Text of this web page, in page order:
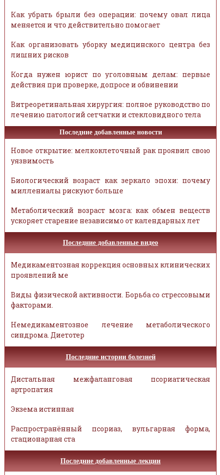
Как убрать брыли без операции: почему овал лица
меняется и что действительно помогает
Как организовать уборку медицинского центра без
лишних рисков
Когда нужен юрист по уголовным делам: первые
действия при проверке, допросе и обвинении
Витреоретинальная хирургия: полное руководство по
лечению патологий сетчатки и стекловидного тела
Последние добавленные новости
Новое открытие: мелкоклеточный рак проявил свою
уязвимость
Биологический возраст как зеркало эпохи: почему
миллениалы рискуют больше
Метаболический возраст мозга: как обмен веществ
ускоряет старение независимо от календарных лет
Последние добавленные видео
Медикаментозная коррекция основных клинических
проявлений ме
Виды физической активности. Борьба со стрессовыми
факторами.
Немедикаментозное лечение метаболического
синдрома. Диетотер
Последние истории болезней
Дистальная межфаланговая псориатическая
артропатия
Экзема истинная
Распространённый псориаз, вульгарная форма,
стационарная ста
Последние добавленные лекции